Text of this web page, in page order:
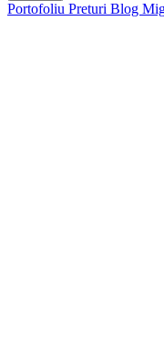
Portofoliu Preturi Blog